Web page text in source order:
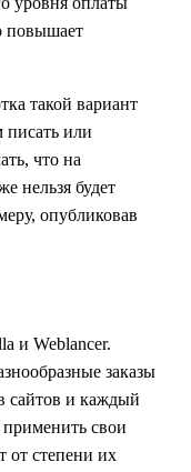
повышает
такой вариант
или
что на
нельзя будет
опубликовав
и Weblancer.
заказы
сайтов и каждый
свои
от степени их